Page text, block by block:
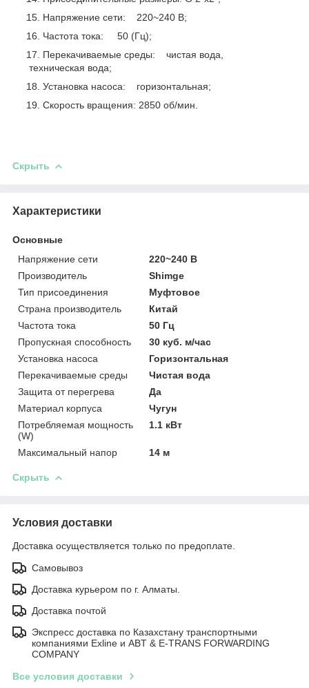
Напряжение сети: 220~240 В;
Частота тока: 50 (Гц);
Перекачиваемые среды: чистая вода,
техническая вода;
Установка насоса: горизонтальная;
Скорость вращения: 2850 об/мин.
Скрыть
Характеристики
Основные
Напряжение сети
220~240 В
Производитель
Shimge
Тип присоединения
Муфтовое
Страна производитель
Китай
Частота тока
50 Гц
Пропускная способность
30 куб. м/час
Установка насоса
Горизонтальная
Перекачиваемые среды
Чистая вода
Защита от перегрева
Да
Материал корпуса
Чугун
Потребляемая мощность
(W)
1.1 кВт
Максимальный напор 14 м
Скрыть
Условия доставки
Доставка осуществляется только по предоплате.
Самовывоз
Доставка курьером по г. Алматы.
Доставка почтой
Экспресс доставка по Казахстану транспортными
компаниями Exline и ABT & E-TRANS FORWARDING
COMPANY
Все условия доставки